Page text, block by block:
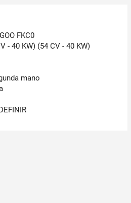
FKC0
- 40 KW) (54 CV - 40 KW)
mano